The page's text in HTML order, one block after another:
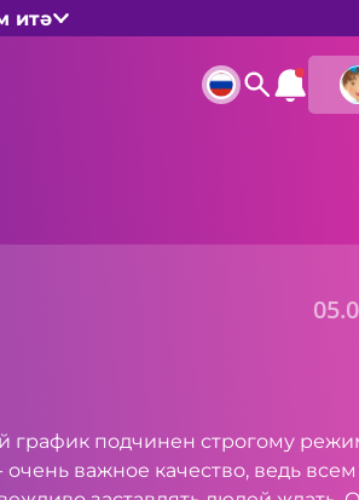
итә
подчинен строгому
очень важное качество, ведь всем